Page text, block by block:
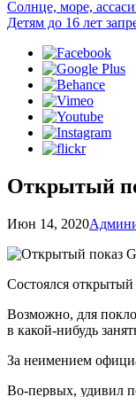
Солнце, море,
Детям до 16 лет
Открытый
Июн 14, 2020
Состоялся
Возможно, для
в какой-нибудь
За неимением
Во-первых, удивил